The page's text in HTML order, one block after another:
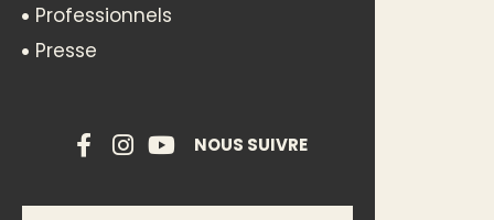
Professionnels
Presse
NOUS SUIVRE